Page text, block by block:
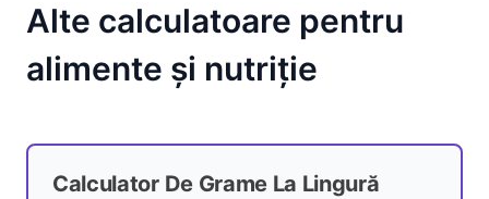
Alte calculatoare pentru
alimente și nutriție
Calculator De Grame La Lingură